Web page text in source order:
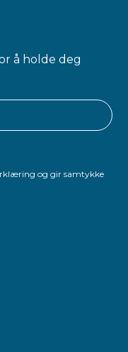
å holde deg
og gir samtykke